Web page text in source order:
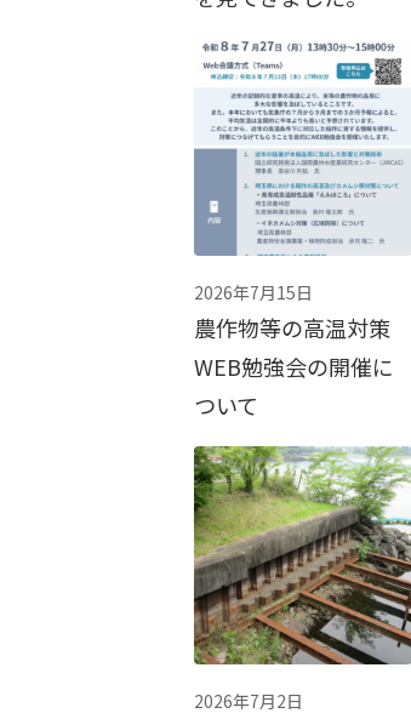
2026年7月15日
農作物等の高温対策
WEB勉強会の開催に
ついて
2026年7月2日